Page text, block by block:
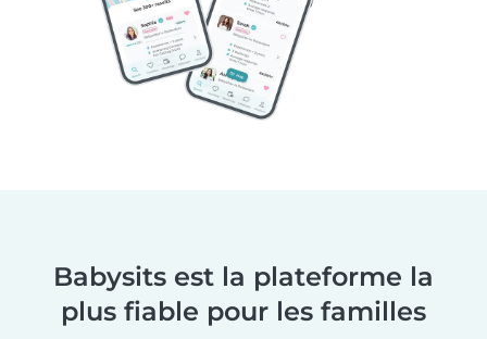
Babysits est la plateforme la
plus fiable pour les familles